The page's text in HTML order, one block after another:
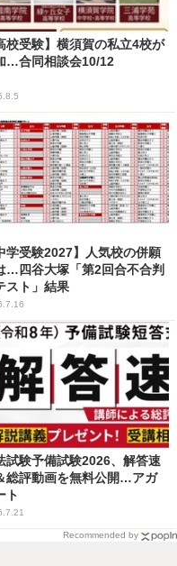
校受験】横須賀の私立4校が
…合同相談会10/12
学受験2027】人気校の併願
…四谷大塚「第2回合不合判
スト」結果
試験予備試験2026、解答速
総評動画を無料公開…アガ
ト
Recommended by